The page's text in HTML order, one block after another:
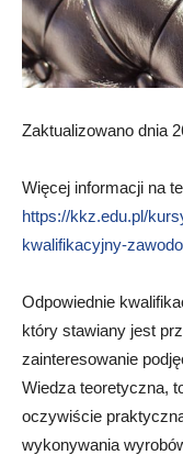
Zaktualizowano dnia
Więcej informacji na
https://kkz.edu.pl/
kwalifikacyjny-
Odpowiednie
który stawiany jest
zainteresowanie
Wiedza teoretyczna,
oczywiście
wykonywania